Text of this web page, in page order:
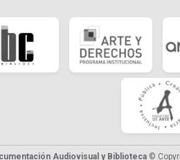
Audiovisual y Biblioteca ©